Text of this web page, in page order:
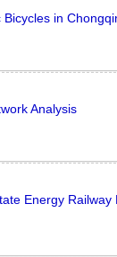
in
Analysis
Energy Railway